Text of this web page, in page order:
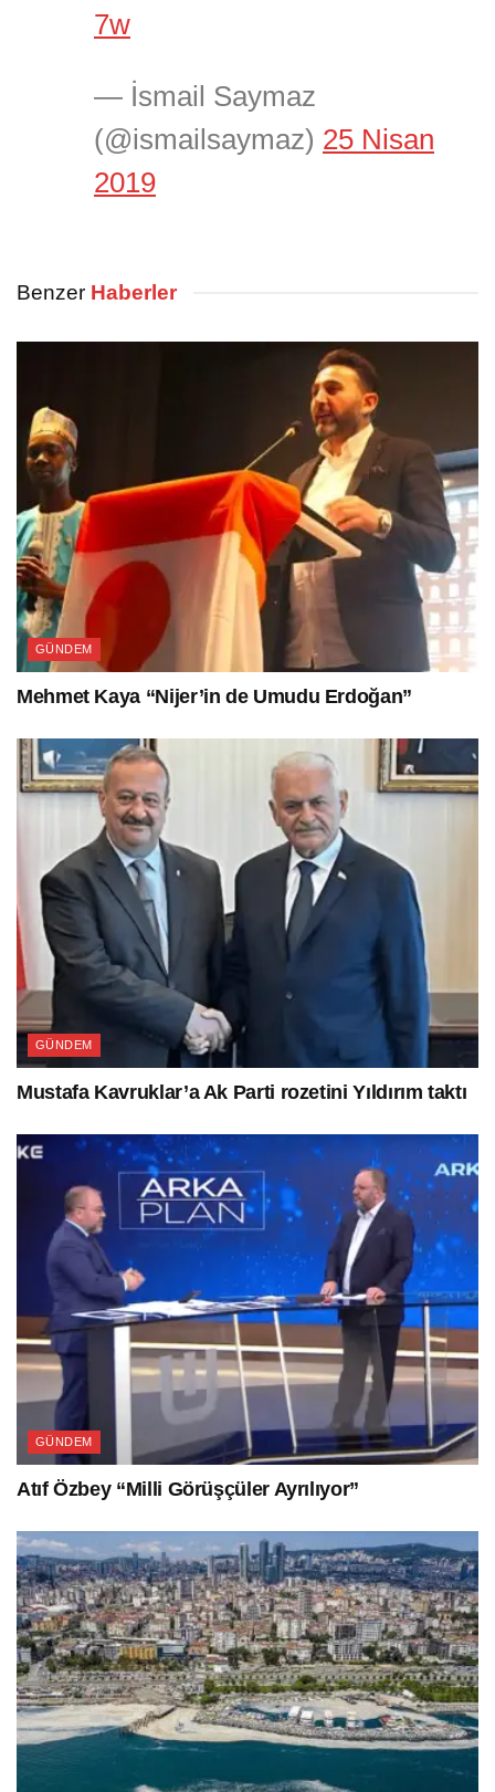
7w
— İsmail Saymaz
(@ismailsaymaz) 25 Nisan
2019
Benzer Haberler
GÜNDEM
Mehmet Kaya “Nijer’in de Umudu Erdoğan”
GÜNDEM
Mustafa Kavruklar’a Ak Parti rozetini Yıldırım taktı
GÜNDEM
Atıf Özbey “Milli Görüşçüler Ayrılıyor”